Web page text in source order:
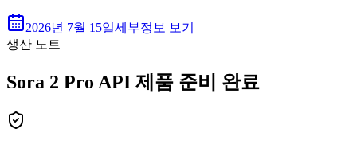
2026년 7월 15일세부정보 보기
생산 노트
Sora 2 Pro API 제품 준비 완료